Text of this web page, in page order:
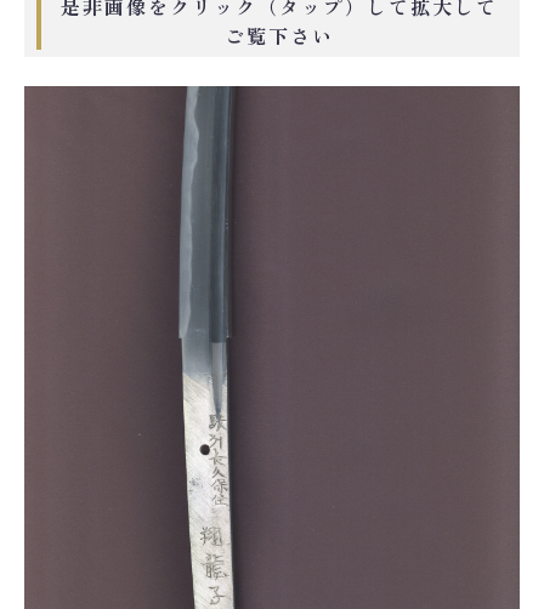
是非画像をクリック（タップ）して拡大して
ご覧下さい